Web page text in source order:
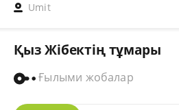
Umit
Қыз Жібектің тұмары
Ғылыми жобалар